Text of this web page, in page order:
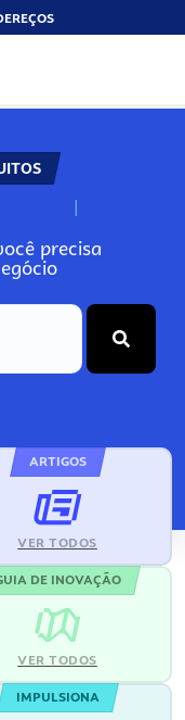
N
precisa
ARTIGOS
VER TODOS
DE INOVAÇÃO
VER TODOS
IMPULSIONA